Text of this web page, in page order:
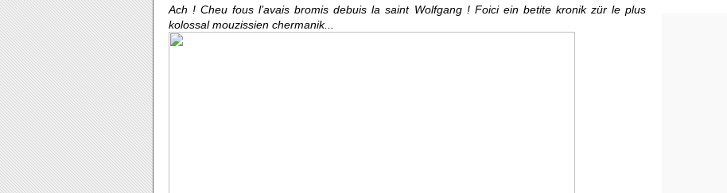
Ach ! Cheu fous l’avais bromis debuis la saint Wolfgang ! Foici ein betite kronik zür le plus
kolossal mouzissien chermanik...